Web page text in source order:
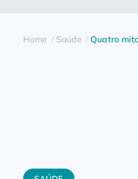
Home Saúde Quatro